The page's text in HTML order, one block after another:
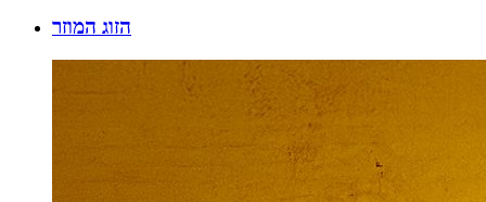
הזוג המוזר